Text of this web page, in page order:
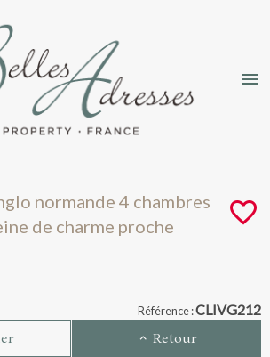
normande 4
normande 4 chambres
de charme proche
Référence :CLIVG212
Retour